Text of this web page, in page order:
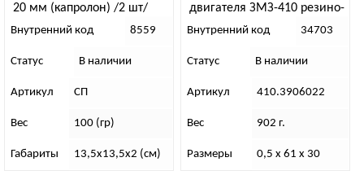
20 мм (капролон) /2 шт/
Внутренний код 8559
Статус В наличии
Артикул СП
Вес 100 (гр)
Габариты 13,5х13,5х2 (см)
двигателя ЗМЗ-410 резино-
пробка (Саморим)
Внутренний код 34703
Статус В наличии
Артикул 410.3906022
Вес 902 г.
Размеры 0,5 х 61 х 30